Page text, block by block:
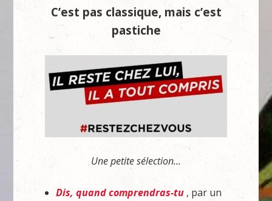
C’est pas classique, mais c’est
pastiche
Une petite sélection…
Dis, quand comprendras-tu , par un